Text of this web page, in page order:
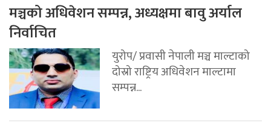
मञ्चको अधिवेशन सम्पन्न, अध्यक्षमा बावु अर्याल
निर्वाचित
युरोप/ प्रवासी नेपाली मञ्च माल्टाको
दोस्रो राष्ट्रिय अधिवेशन माल्टामा
सम्पन्न...